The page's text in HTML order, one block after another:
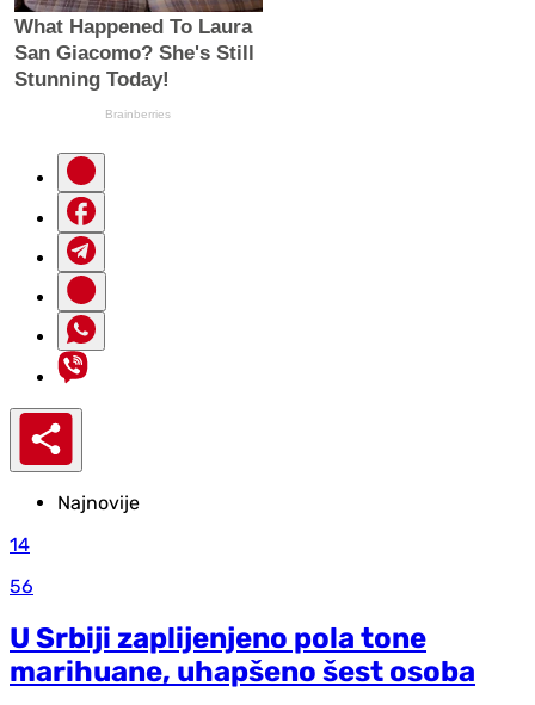
Najnovije
14
56
U Srbiji zaplijenjeno pola tone
marihuane, uhapšeno šest osoba